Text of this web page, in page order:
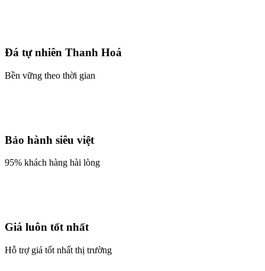
Đá tự nhiên Thanh Hoá
Bền vững theo thời gian
Bảo hành siêu việt
95% khách hàng hài lòng
Giá luôn tốt nhất
Hỗ trợ giá tốt nhất thị trường